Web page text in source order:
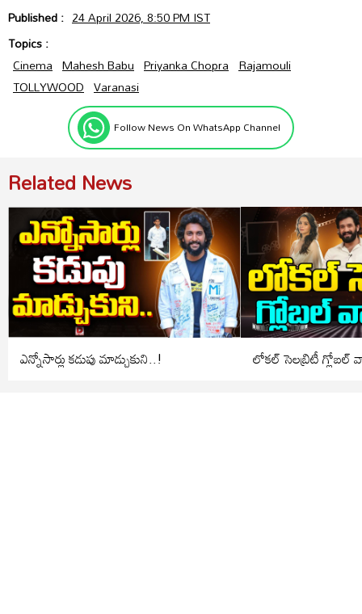
Published : 24 April 2026, 8:50 PM IST
Topics :
Cinema Mahesh Babu Priyanka Chopra Rajamouli
TOLLYWOOD Varanasi
Follow News On WhatsApp Channel
Related News
ఎన్నోసార్లు కడుపు మాడ్చుకుని..! లోకల్ సెలబ్రిటీ గ్లోబల్